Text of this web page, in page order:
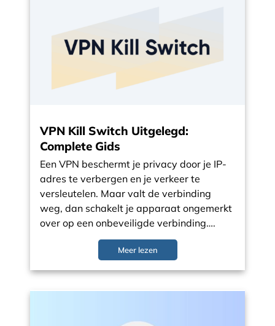
VPN Kill Switch Uitgelegd:
Complete Gids
Een VPN beschermt je privacy door je IP-
adres te verbergen en je verkeer te
versleutelen. Maar valt de verbinding
weg, dan schakelt je apparaat ongemerkt
over op een onbeveiligde verbinding….
Meer lezen